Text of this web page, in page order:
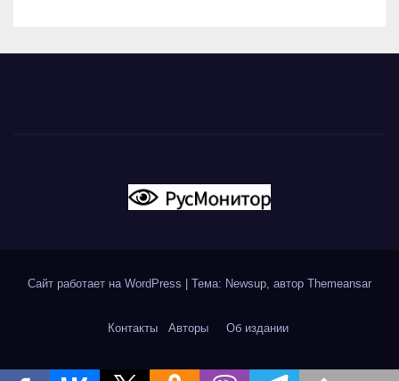
Сайт работает на WordPress Тема: Newsup, автор Themeansar
Контакты Авторы Об издании